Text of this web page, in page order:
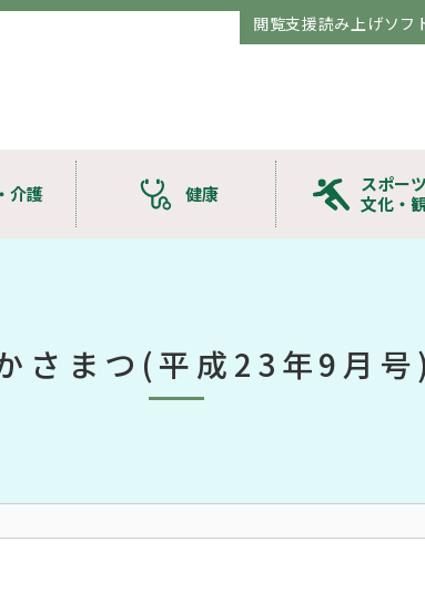
閲覧支援読み上げソフ
介護 健康
スポー
文化・
さまつ(平成23年9月号)